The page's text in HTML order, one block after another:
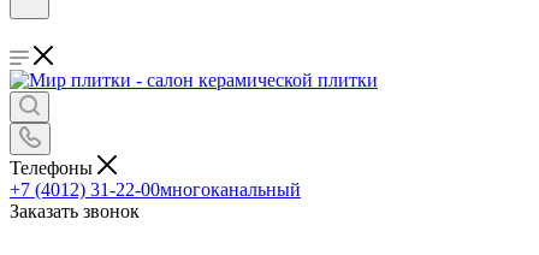
Телефоны
+7 (4012) 31-22-00многоканальный
Заказать звонок